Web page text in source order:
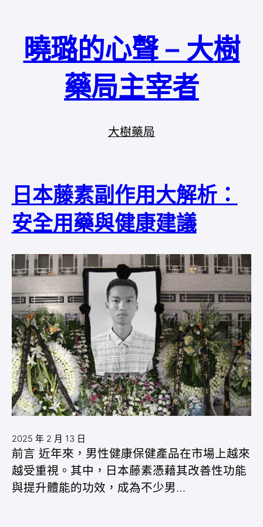
曉璐的心聲 – 大樹
藥局主宰者
大樹藥局
日本藤素副作用大解析：
安全用藥與健康建議
2025 年 2 月 13 日
前言 近年來，男性健康保健產品在市場上越來
越受重視。其中，日本藤素憑藉其改善性功能
與提升體能的功效，成為不少男…